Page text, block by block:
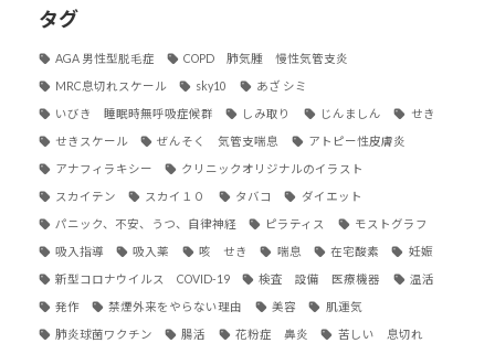
タグ
AGA 男性型脱毛症 COPD 肺気腫 慢性気管支炎
MRC息切れスケール sky10 あざ シミ
いびき 睡眠時無呼吸症候群 しみ取り じんましん せき
せきスケール ぜんそく 気管支喘息 アトピー性皮膚炎
アナフィラキシー クリニックオリジナルのイラスト
スカイテン スカイ１０ タバコ ダイエット
パニック、不安、うつ、自律神経 ピラティス モストグラフ
吸入指導 吸入薬 咳 せき 喘息 在宅酸素 妊娠
新型コロナウイルス COVID-19 検査 設備 医療機器 温活
発作 禁煙外来をやらない理由 美容 肌運気
肺炎球菌ワクチン 腸活 花粉症 鼻炎 苦しい 息切れ